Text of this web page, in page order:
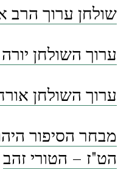
שולחן ערוך הרב
ערוך השולחן
ערוך השולחן
מבחר הסיפור
הט"ז – הטורי זהב